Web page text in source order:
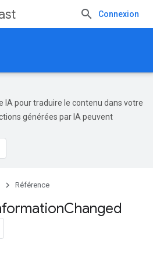
Connexion
IA pour traduire le contenu dans votre
générées par IA peuvent
Référence
Changed